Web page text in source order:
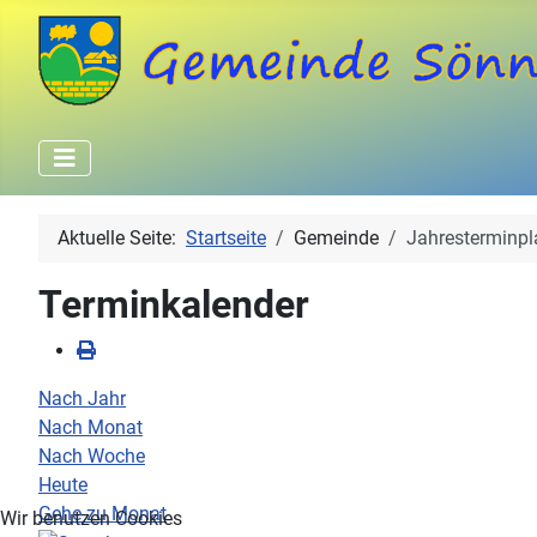
Aktuelle Seite: Startseite Gemeinde
Terminkalender
Nach Jahr
Nach Monat
Nach Woche
Heute
Gehe zu Monat
Wir benutzen Cookies